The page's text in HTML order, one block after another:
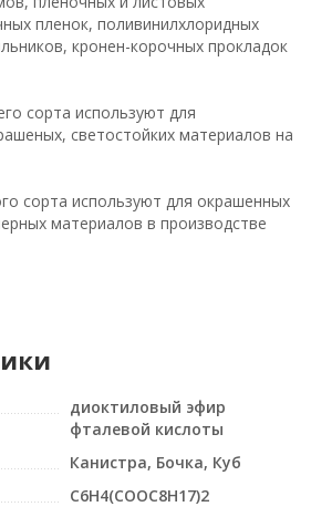
пленок, поливинилхлоридных
кронен-корочных прокладок
сорта используют для
светостойких материалов на
сорта используют для окрашенных
материалов в производстве
диоктиловый эфир
фталевой кислоты
Канистра, Бочка, Куб
C6H4(COOC8H17)2